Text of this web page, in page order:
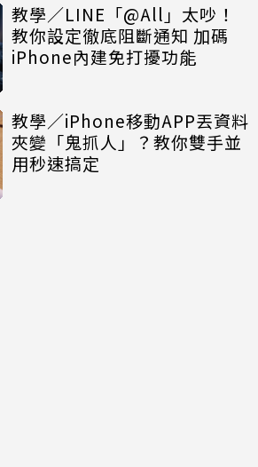
教學／LINE「@All」太吵！
教你設定徹底阻斷通知 加碼
iPhone內建免打擾功能
教學／iPhone移動APP丟資料
夾變「鬼抓人」？教你雙手並
用秒速搞定